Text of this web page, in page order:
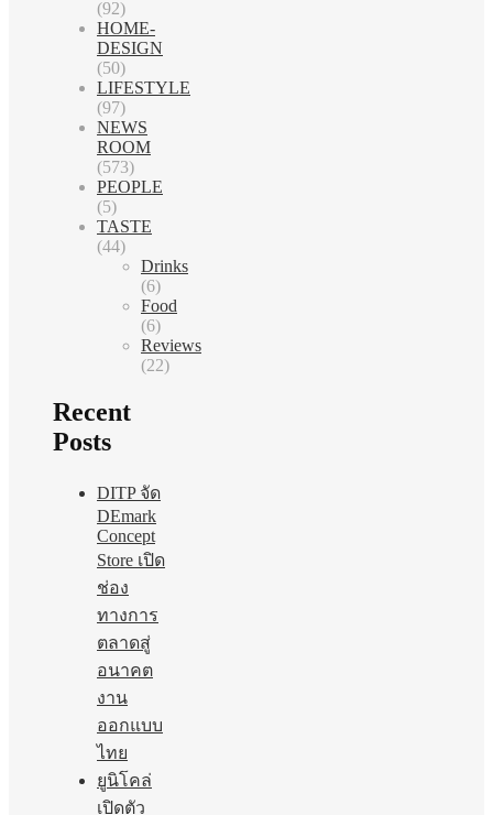
(92)
HOME-
DESIGN
(50)
LIFESTYLE
(97)
NEWS
ROOM
(573)
PEOPLE
(5)
TASTE
(44)
Drinks
(6)
Food
(6)
Reviews
(22)
Recent
Posts
DITP จัด
DEmark
Concept
Store เปิด
ช่อง
ทางการ
ตลาดสู่
อนาคต
งาน
ออกแบบ
ไทย
ยูนิโคล่
เปิดตัว